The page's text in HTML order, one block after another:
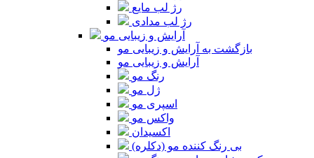
رژ لب مایع
رژ لب مدادی
آرایش و زیبایی مو
بازگشت به آرایش و زیبایی مو
آرایش و زیبایی مو
رنگ مو
ژل مو
اسپری مو
واکس مو
اکسیدان
بی رنگ کننده مو (دکلره)